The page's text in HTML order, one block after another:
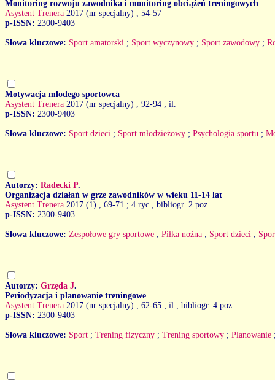
Monitoring rozwoju zawodnika i monitoring obciążeń treningowych
Asystent Trenera 2017 (nr specjalny)
, 54-57
p-ISSN: 2300-9403
Słowa kluczowe: Sport amatorski ; Sport wyczynowy ; Sport zawodowy ;
Motywacja młodego sportowca
Asystent Trenera 2017 (nr specjalny)
, 92-94 ; il.
p-ISSN: 2300-9403
Słowa kluczowe: Sport dzieci ; Sport młodzieżowy ; Psychologia sportu ;
Autorzy: Radecki P.
Organizacja działań w grze zawodników w wieku 11-14 lat
Asystent Trenera 2017 (1)
, 69-71 ; 4 ryc., bibliogr. 2 poz.
p-ISSN: 2300-9403
Słowa kluczowe: Zespołowe gry sportowe ; Piłka nożna ; Sport dzieci ;
Autorzy: Grzęda J.
Periodyzacja i planowanie treningowe
Asystent Trenera 2017 (nr specjalny)
, 62-65 ; il., bibliogr. 4 poz.
p-ISSN: 2300-9403
Słowa kluczowe: Sport ; Trening fizyczny ; Trening sportowy ; Planowanie